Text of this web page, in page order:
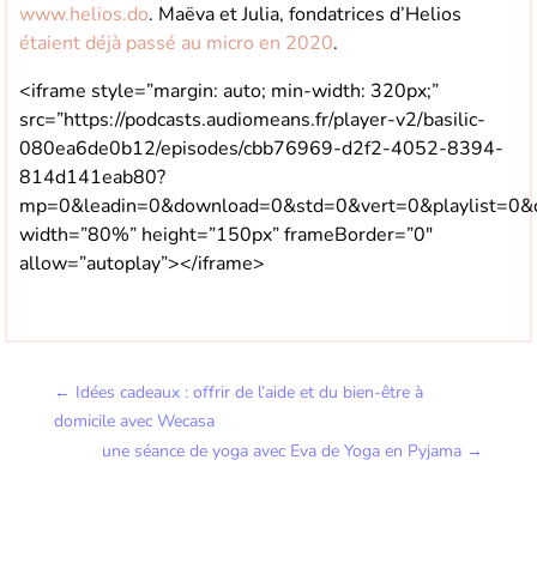
www.helios.do. Maëva et Julia, fondatrices d’Helios
étaient déjà passé au micro en 2020.
<iframe style=”margin: auto; min-width: 320px;”
src=”https://podcasts.audiomeans.fr/player-v2/basilic-
080ea6de0b12/episodes/cbb76969-d2f2-4052-8394-
814d141eab80?
width=”80%” height=”150px” frameBorder=”0″
allow=”autoplay”></iframe>
← Idées cadeaux : offrir de l’aide et du bien-être à
domicile avec Wecasa
une séance de yoga avec Eva de Yoga en Pyjama →